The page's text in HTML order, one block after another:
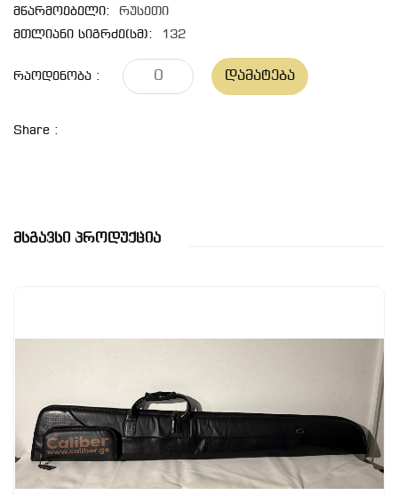
მწარმოებელი:
რუსეთი
მთლიანი სიგრძე(სმ):
132
Რაოდენობა : Დამატება
Share :
Მსგავსი Პროდუქცია